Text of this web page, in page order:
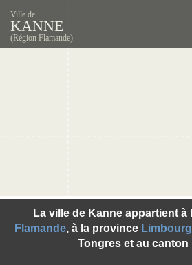
Ville de
KANNE
(Région Flamande)
La ville de Kanne appartient à
Flamande, à la province Limbourg
Tongres et au canton